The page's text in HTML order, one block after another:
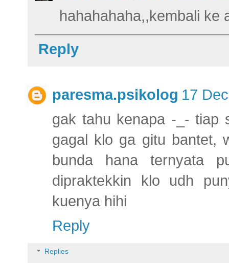
hahahahaha,,kembali ke
Reply
paresma.psikolog 17
gak tahu kenapa -_- tiap
gagal klo ga gitu bantet,
bunda hana ternyata
dipraktekkin klo udh
kuenya hihi
Reply
Replies